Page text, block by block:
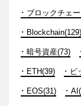
ブロックチェ
Blockchain(129)
暗号資産(73)
ETH(39) ビ
EOS(31)